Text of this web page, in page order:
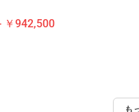
￥942,500
も